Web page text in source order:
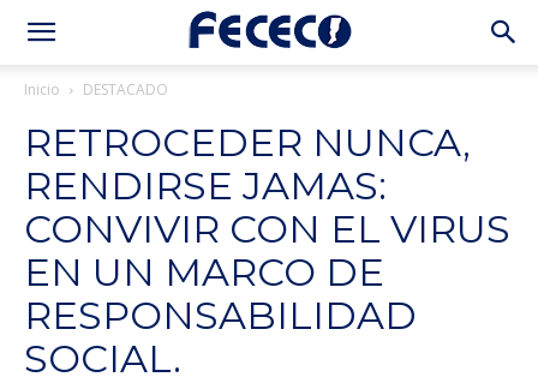
Inicio DESTACADO
RETROCEDER NUNCA,
RENDIRSE JAMAS:
CONVIVIR CON EL VIRUS
EN UN MARCO DE
RESPONSABILIDAD
SOCIAL.